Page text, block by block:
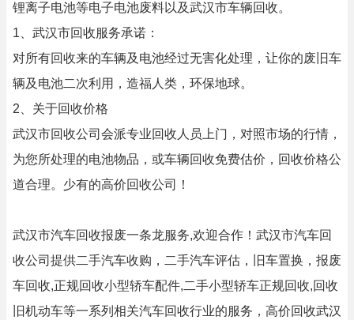
锂离子电池等电子电池废料以及武汉市车辆回收。
1、武汉市回收服务承诺：
对所有回收来的车辆及电池经过无害化处理，让你的废旧车
辆及电池二次利用，造福人类，环保地球。
2、关于回收价格
武汉市回收公司会派专业回收人员上门，对照市场的行情，
为您所处理的电池物品，或车辆回收免费估价，回收价格公
道合理。少有的高价回收公司！
武汉市汽车回收报废一条龙服务,欢迎合作！武汉市汽车回
收公司提供二手汽车收购，二手汽车评估，旧车置换，报废
车回收,正规回收小型轿车配件,二手小型轿车正规回收,回收
旧机动车等一系列相关汽车回收行业的服务，高价回收武汉